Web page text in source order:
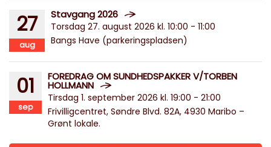
27
aug
Stavgang 2026
Torsdag 27. august 2026 kl. 10:00 - 11:00
Bangs Have (parkeringspladsen)
01
sep
FOREDRAG OM SUNDHEDSPAKKER V/TORBEN
HOLLMANN
Tirsdag 1. september 2026 kl. 19:00 - 21:00
Frivilligcentret, Søndre Blvd. 82A, 4930 Maribo –
Grønt lokale.